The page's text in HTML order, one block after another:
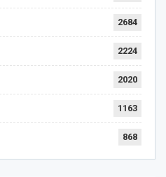
2684
2224
2020
1163
868